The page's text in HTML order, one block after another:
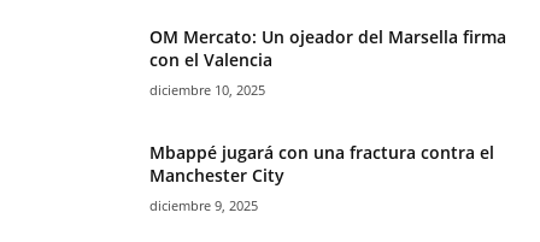
OM Mercato: Un ojeador del Marsella firma
con el Valencia
diciembre 10, 2025
Mbappé jugará con una fractura contra el
Manchester City
diciembre 9, 2025